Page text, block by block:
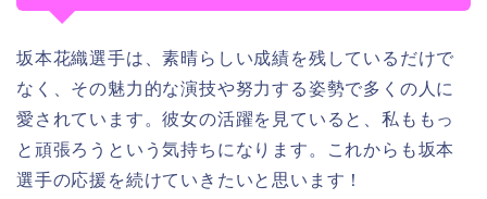
坂本花織選手は、素晴らしい成績を残しているだけで
なく、その魅力的な演技や努力する姿勢で多くの人に
愛されています。彼女の活躍を見ていると、私ももっ
と頑張ろうという気持ちになります。これからも坂本
選手の応援を続けていきたいと思います！